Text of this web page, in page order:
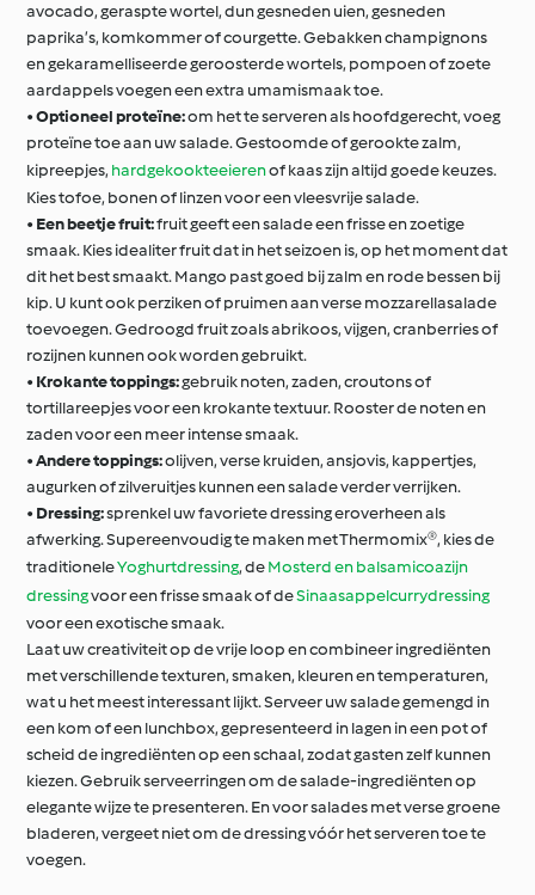
avocado, geraspte wortel, dun gesneden uien, gesneden
paprika’s, komkommer of courgette. Gebakken champignons
en gekaramelliseerde geroosterde wortels, pompoen of zoete
aardappels voegen een extra umamismaak toe.
•Optioneel proteïne:om het te serveren als hoofdgerecht, voeg
proteïne toe aan uw salade. Gestoomde of gerookte zalm,
kipreepjes, hardgekookteeierenof kaas zijn altijd goede keuzes.
Kies tofoe, bonen of linzen voor een vleesvrije salade.
• Een beetje fruit:fruit geeft een salade een frisse en zoetige
smaak. Kies idealiter fruit dat in het seizoen is, op het moment dat
dit het best smaakt. Mango past goed bij zalm en rode bessen bij
kip. U kunt ook perziken of pruimen aan verse mozzarellasalade
toevoegen. Gedroogd fruit zoals abrikoos, vijgen, cranberries of
rozijnen kunnen ook worden gebruikt.
• Krokante toppings:gebruik noten, zaden, croutons of
tortillareepjes voor een krokante textuur. Rooster de noten en
zaden voor een meer intense smaak.
•Andere toppings:olijven, verse kruiden, ansjovis, kappertjes,
augurken of zilveruitjes kunnen een salade verder verrijken.
• Dressing:sprenkel uw favoriete dressing eroverheen als
afwerking. Supereenvoudig te maken met Thermomix®, kies de
traditioneleYoghurtdressing, deMosterd en balsamicoazijn
dressingvoor een frisse smaak of deSinaasappelcurrydressing
voor een exotische smaak.
Laat uw creativiteit op de vrije loop en combineer ingrediënten
met verschillende texturen, smaken, kleuren en temperaturen,
wat u het meest interessant lijkt. Serveer uw salade gemengd in
een kom of een lunchbox, gepresenteerd in lagen in een pot of
scheid de ingrediënten op een schaal, zodat gasten zelf kunnen
kiezen. Gebruik serveerringen om de salade-ingrediënten op
elegante wijze te presenteren. En voor salades met verse groene
bladeren, vergeet niet om de dressing vóór het serveren toe te
voegen.